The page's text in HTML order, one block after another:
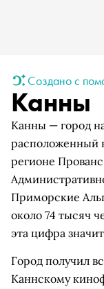
Создано с
Канны
Канны — город
расположенный
регионе
Приморские
около 74 тысяч
эта цифра
Город получил
Каннскому